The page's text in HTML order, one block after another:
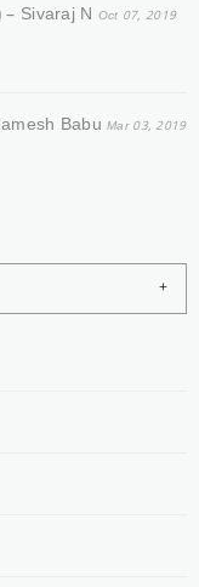
Sivaraj N Oct 07, 2019
Babu Mar 03, 2019